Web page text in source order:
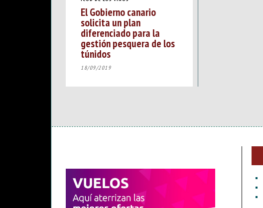
El Gobierno canario
solicita un plan
diferenciado para la
gestión pesquera de los
túnidos
18/09/2019